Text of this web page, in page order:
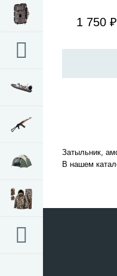
1 750 ₽
Затыльник,
В нашем